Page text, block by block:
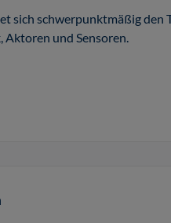
sich schwerpunktmäßig den
und Sensoren.